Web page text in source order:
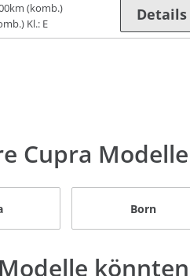
(komb.)
Kl.: E
Details
Cupra Modelle
Born